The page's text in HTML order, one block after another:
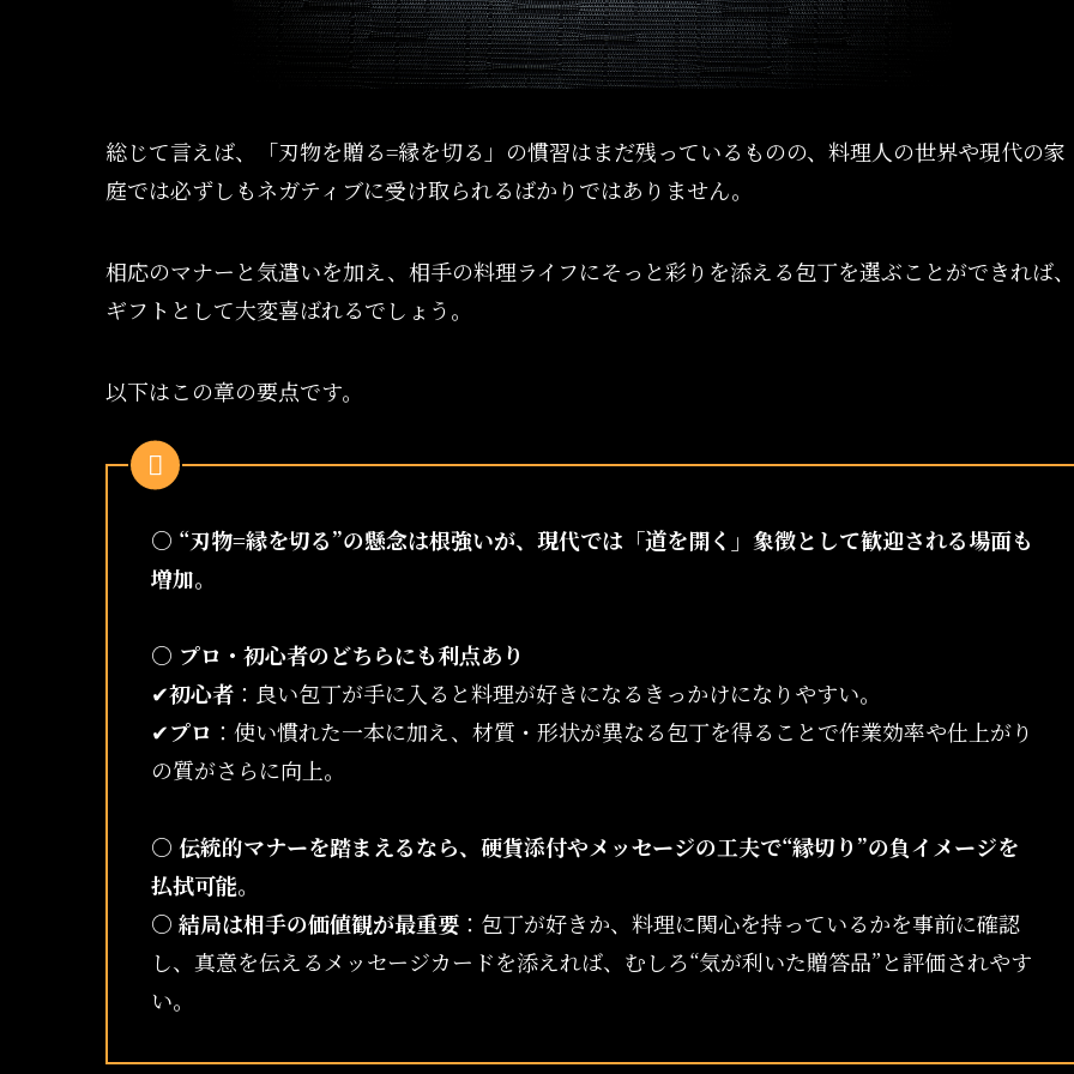
総じて言えば、「刃物を贈る=縁を切る」の慣習はまだ残っているものの、料理人の世界や現代の家
庭では必ずしもネガティブに受け取られるばかりではありません。
相応のマナーと気遣いを加え、相手の料理ライフにそっと彩りを添える包丁を選ぶことができれば、
ギフトとして大変喜ばれるでしょう。
以下はこの章の要点です。
○ “刃物=縁を切る”の懸念は根強いが、現代では「道を開く」象徴として歓迎される場面も
増加。
○ プロ・初心者のどちらにも利点あり
✔︎初心者 ：良い包丁が手に入ると料理が好きになるきっかけになりやすい。
✔︎プロ ：使い慣れた一本に加え、材質・形状が異なる包丁を得ることで作業効率や仕上がり
の質がさらに向上。
○ 伝統的マナーを踏まえるなら、硬貨添付やメッセージの工夫で“縁切り”の負イメージを
払拭可能。
○ 結局は相手の価値観が最重要 ：包丁が好きか、料理に関心を持っているかを事前に確認
し、真意を伝えるメッセージカードを添えれば、むしろ“気が利いた贈答品”と評価されやす
い。